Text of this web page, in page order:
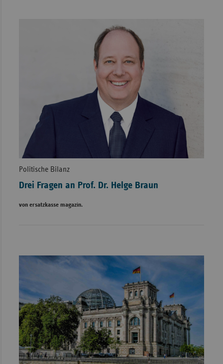
Politische Bilanz
Drei Fragen an Prof. Dr. Helge Braun
von ersatzkasse magazin.